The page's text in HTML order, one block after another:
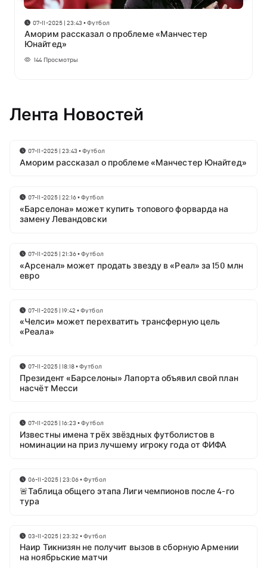
07-11-2025 | 23:43 •Футбол
Аморим рассказал о проблеме «Манчестер
Юнайтед»
144 Просмотры
Лента Новостей
07-11-2025 | 23:43 •Футбол
Аморим рассказал о проблеме «Манчестер Юнайтед»
07-11-2025 | 22:16•Футбол
«Барселона» может купить топового форварда на
замену Левандовски
07-11-2025 | 21:36•Футбол
«Арсенал» может продать звезду в «Реал» за 150 млн
евро
07-11-2025 | 19:42 •Футбол
«Челси» может перехватить трансферную цель
«Реала»
07-11-2025 | 18:18•Футбол
Президент «Барселоны» Лапорта объявил свой план
насчёт Месси
07-11-2025 | 16:23 •Футбол
Известны имена трёх звёздных футболистов в
номинации на приз лучшему игроку года от ФИФА
06-11-2025 | 23:06•Футбол
🚨Таблица общего этапа Лиги чемпионов после 4-го
тура
03-11-2025 | 23:32 •Футбол
Наир Тикнизян не получит вызов в сборную Армении
на ноябрьские матчи